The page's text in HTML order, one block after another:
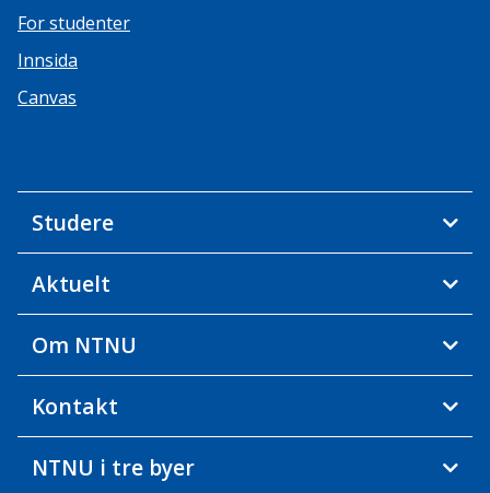
For studenter
Innsida
Canvas
Studere
Aktuelt
Om NTNU
Kontakt
NTNU i tre byer